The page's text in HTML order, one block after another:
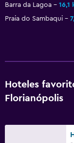
Barra da Lagoa
16,1
Praia do Sambaqui
Hoteles
Florianópolis